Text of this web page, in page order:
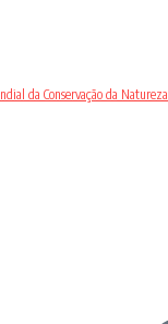
da Conservação da Natureza